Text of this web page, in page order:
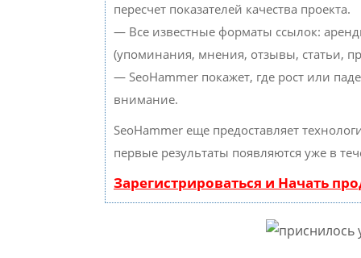
пересчет показателей качества проекта.
— Все известные форматы ссылок:
(упоминания, мнения, отзывы, статьи,
— SeoHammer покажет, где рост или
внимание.
SeoHammer еще предоставляет
первые результаты появляются уже в
Зарегистрироваться и Начать